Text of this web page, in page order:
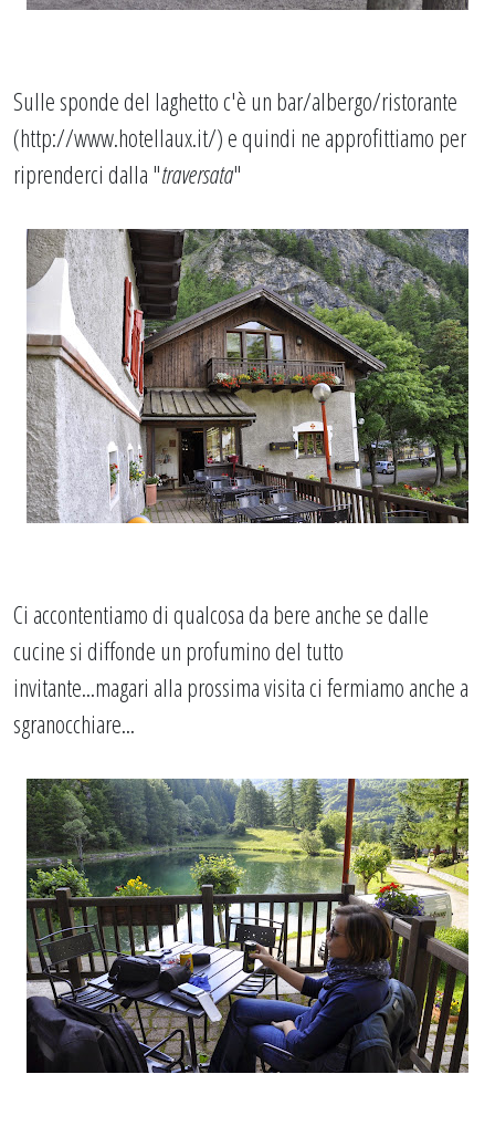
Sulle sponde del laghetto c'è un bar/albergo/ristorante
(http://www.hotellaux.it/) e quindi ne approfittiamo per
riprenderci dalla "traversata"
Ci accontentiamo di qualcosa da bere anche se dalle
cucine si diffonde un profumino del tutto
invitante...magari alla prossima visita ci fermiamo anche a
sgranocchiare...